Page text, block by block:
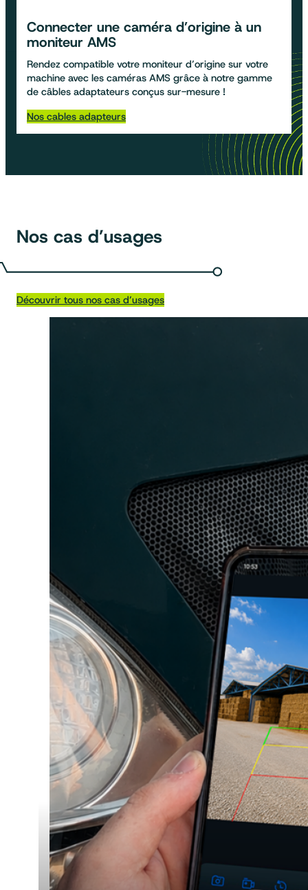
Connecter une caméra d’origine à un
moniteur AMS
Rendez compatible votre moniteur d’origine sur votre
machine avec les caméras AMS grâce à notre gamme
de câbles adaptateurs conçus sur-mesure !
Nos cables adapteurs
Nos cas d’usages
Découvrir tous nos cas d’usages